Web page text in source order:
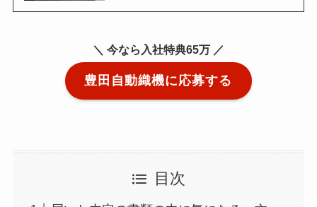
＼ 今なら入社特典65万 ／
豊田自動織機に応募する
目次